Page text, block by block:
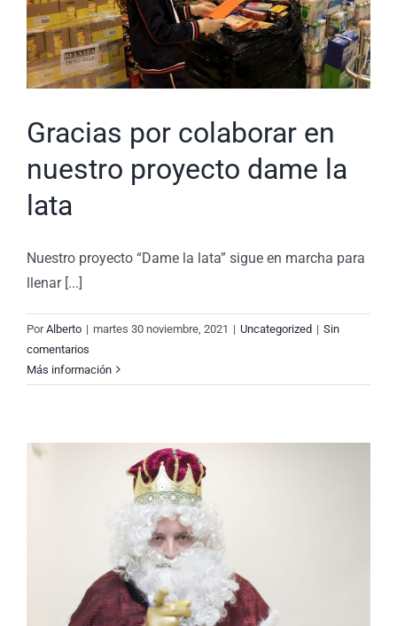
Gracias por colaborar en
nuestro proyecto dame la
lata
Nuestro proyecto “Dame la lata” sigue en marcha para
llenar [...]
PorAlberto | martes 30 noviembre, 2021 | Uncategorized | Sin
comentarios
Más información